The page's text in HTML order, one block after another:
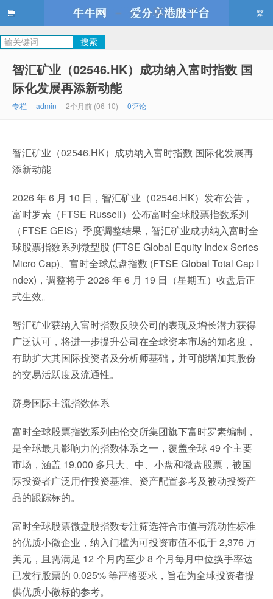
牛牛网
繁
智汇矿业（02546.HK）成功纳入富时指数 国
际化发展再添新动能
专栏 admin 2个月前 (06-10) 0评论
智汇矿业（02546.HK）成功纳入富时指数 国际化发展再
添新动能
2026 年 6 月 10 日，智汇矿业（02546.HK）发布公告，
富时罗素（FTSE Russell）公布富时全球股票指数系列
（FTSE GEIS）季度调整结果，智汇矿业成功纳入富时全
球股票指数系列微型股 (FTSE Global Equity Index Series
Micro Cap)、富时全球总盘指数 (FTSE Global Total Cap I
ndex)，调整将于 2026 年 6 月 19 日（星期五）收盘后正
式生效。
智汇矿业获纳入富时指数反映公司的表现及增长潜力获得
广泛认可，将进一步提升公司在全球资本市场的知名度，
有助扩大其国际投资者及分析师基础，并可能增加其股份
的交易活跃度及流通性。
跻身国际主流指数体系
富时全球股票指数系列由伦交所集团旗下富时罗素编制，
是全球最具影响力的指数体系之一，覆盖全球 49 个主要
市场，涵盖 19,000 多只大、中、小盘和微盘股票，被国
际投资者广泛用作投资基准、资产配置参考及被动投资产
品的跟踪标的。
富时全球股票微盘股指数专注筛选符合市值与流动性标准
的优质小微企业，纳入门槛为可投资市值不低于 2,376 万
美元，且需满足 12 个月内至少 8 个月每月中位换手率达
已发行股票的 0.025% 等严格要求，旨在为全球投资者提
供优质小微标的参考。